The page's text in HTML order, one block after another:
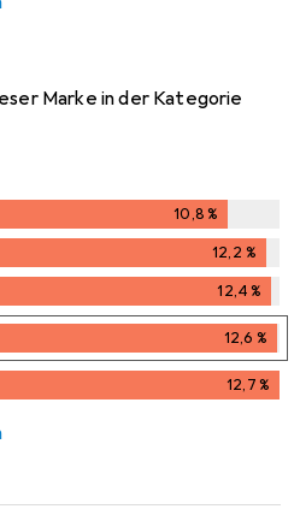
Marke in der Kategorie
10,8%
12,2 %
12,4%
12,6 %
12,7%